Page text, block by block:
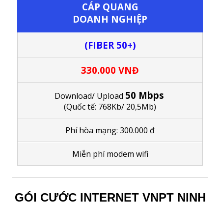
CÁP QUANG
DOANH NGHIỆP
(FIBER 50+)
330.000 VNĐ
Download/ Upload 50 Mbps
(Quốc tế: 768Kb/ 20,5Mb)
Phí hòa mạng: 300.000 đ
Miễn phí modem wifi
GÓI CƯỚC INTERNET VNPT NINH